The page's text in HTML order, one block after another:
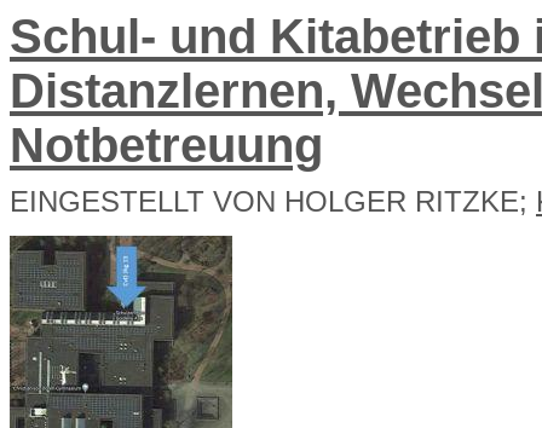
Schul- und Kitabetrieb
Distanzlernen,
Notbetreuung
EINGESTELLT VON HOLGER RITZKE;